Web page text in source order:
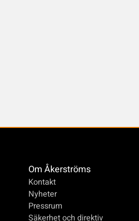
Om Åkerströms
Kontakt
Nyheter
Pressrum
Säkerhet och direktiv